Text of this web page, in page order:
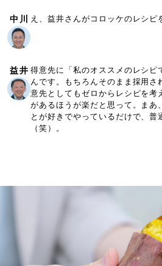
中川 え、益井さんがコロッケのレシピ
益井 得意先に「私のオススメのレシピ
んです。もちろんそのまま採用さ
意先としてもゼロからレシピを考
があるほうが楽だと思って。まあ
とが好きでやっているだけで、普
（笑）。